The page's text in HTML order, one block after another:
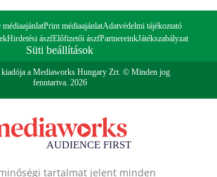
Print médiaajánlatAdatvédelmi tájékoztató
Hirdetési ászfElőfizetői ászfPartnereinkJátékszabályzat
Süti beállítások
kiadója a Mediaworks Hungary Zrt. © Minden jog
fenntartva. 2026
tartalmat jelent minden